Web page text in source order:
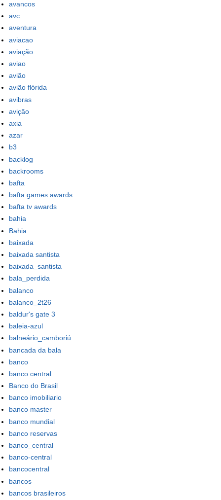
avancos
avc
aventura
aviacao
aviação
aviao
avião
avião flórida
avibras
avição
axia
azar
b3
backlog
backrooms
bafta
bafta games awards
bafta tv awards
bahia
Bahia
baixada
baixada santista
baixada_santista
bala_perdida
balanco
balanco_2t26
baldur's gate 3
baleia-azul
balneário_camboriú
bancada da bala
banco
banco central
Banco do Brasil
banco imobiliario
banco master
banco mundial
banco reservas
banco_central
banco-central
bancocentral
bancos
bancos brasileiros